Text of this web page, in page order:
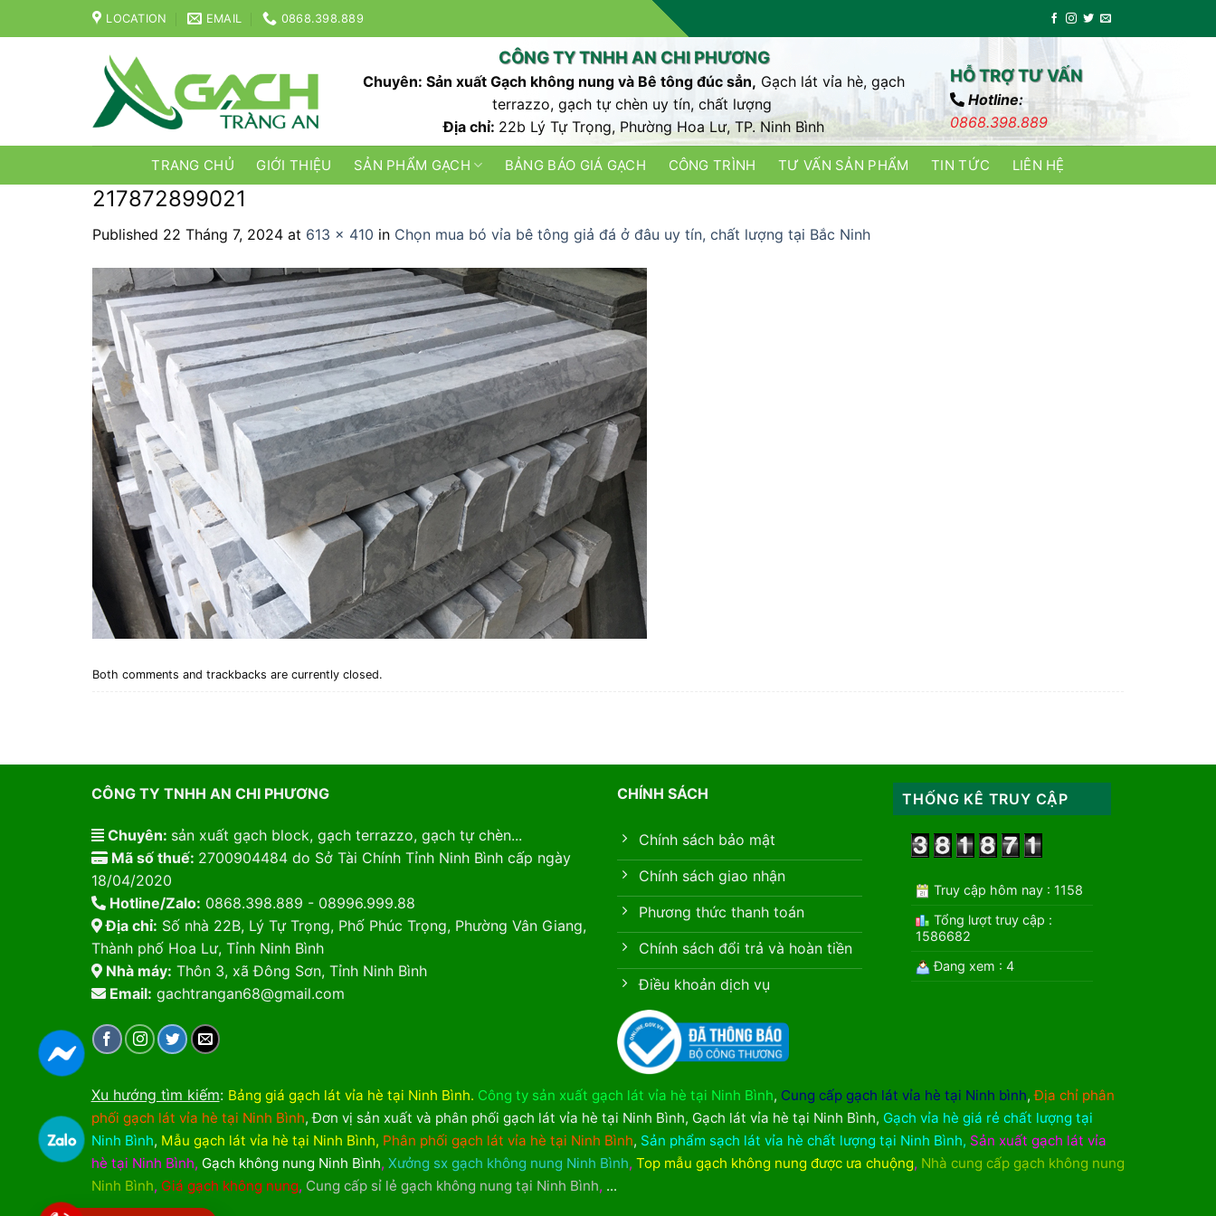
to
LOCATION EMAIL 0868.398.889
CÔNG TY TNHH AN CHI PHƯƠNG
Chuyên: Sản xuất Gạch không nung và Bê tông đúc sẳn, Gạch lát vỉa hè, gạch
terrazzo, gạch tự chèn uy tín, chất lượng
Địa chỉ: 22b Lý Tự Trọng, Phường Hoa Lư, TP. Ninh Bình
HỖ TRỢ TƯ VẤN
Hotline:
0868.398.889
TRANG CHỦ GIỚI THIỆU SẢN PHẨM GẠCH BẢNG BÁO GIÁ GẠCH CÔNG TRÌNH TƯ VẤN SẢN PHẨM TIN TỨC LIÊN HỆ
217872899021
Published 22 Tháng 7, 2024 at 613 × 410 in Chọn mua bó vỉa bê tông giả đá ở đâu uy tín, chất lượng tại Bắc Ninh
Both comments and trackbacks are currently closed.
CÔNG TY TNHH AN CHI PHƯƠNG
Chuyên: sản xuất gạch block, gạch terrazzo, gạch tự chèn...
Mã số thuế: 2700904484 do Sở Tài Chính Tỉnh Ninh Bình cấp ngày
18/04/2020
Hotline/Zalo: 0868.398.889 - 08996.999.88
Địa chỉ: Số nhà 22B, Lý Tự Trọng, Phố Phúc Trọng, Phường Vân Giang,
Thành phố Hoa Lư, Tỉnh Ninh Bình
Nhà máy: Thôn 3, xã Đông Sơn, Tỉnh Ninh Bình
Email: gachtrangan68@gmail.com
CHÍNH SÁCH
Chính sách bảo mật
Chính sách giao nhận
Phương thức thanh toán
Chính sách đổi trả và hoàn tiền
Điều khoản dịch vụ
THỐNG KÊ TRUY CẬP
Truy cập hôm nay : 1158
Tổng lượt truy cập :
1586682
Đang xem : 4
Xu hướng tìm kiếm: Bảng giá gạch lát vỉa hè tại Ninh Bình. Công ty sản xuất gạch lát vỉa hè tại Ninh Bình, Cung cấp gạch lát vỉa hè tại Ninh bình,Địa chỉ phân
phối gạch lát vỉa hè tại Ninh Bình,Đơn vị sản xuất và phân phối gạch lát vỉa hè tại Ninh Bình, Gạch lát vỉa hè tại Ninh Bình, Gạch vỉa hè giá rẻ chất lượng tại
Ninh Bình, Mẫu gạch lát vỉa hè tại Ninh Bình, Phân phối gạch lát vỉa hè tại Ninh Bình, Sản phẩm sạch lát vỉa hè chất lượng tại Ninh Bình, Sản xuất gạch lát vỉa
hè tại Ninh Bình, Gạch không nung Ninh Bình, Xưởng sx gạch không nung Ninh Bình, Top mẫu gạch không nung được ưa chuộng, Nhà cung cấp gạch không nung
Ninh Bình, Giá gạch không nung, Cung cấp sỉ lẻ gạch không nung tại Ninh Bình, ...